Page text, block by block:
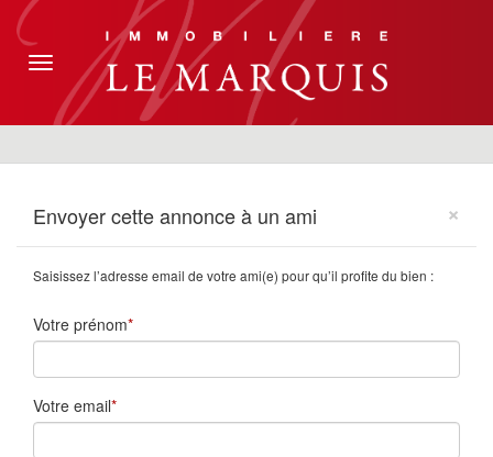
Toggle
navigation
×
Envoyer cette annonce à un ami
Saisissez l’adresse email de votre ami(e) pour qu’il profite du bien :
Votre prénom
Votre email